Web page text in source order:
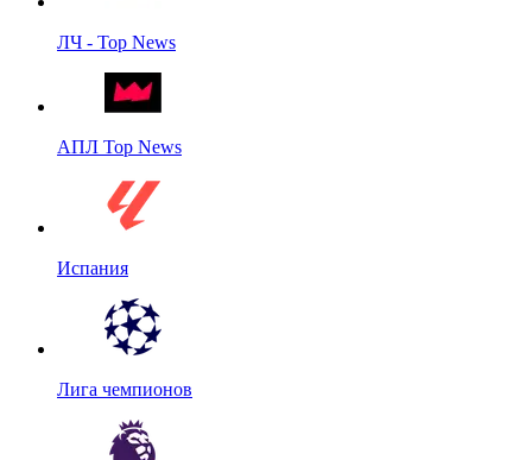
ЛЧ - Top News
АПЛ Top News
Испания
Лига чемпионов